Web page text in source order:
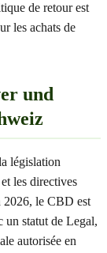
de retour est
les achats de
und
législation
les directives
2026, le CBD est
un statut de Legal,
autorisée en